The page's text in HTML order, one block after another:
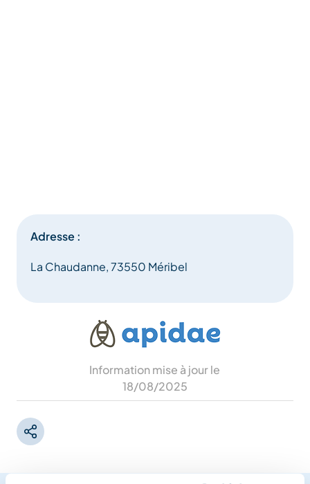
Adresse :
La Chaudanne, 73550 Méribel
Information mise à jour le
18/08/2025